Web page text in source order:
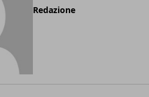
Redazione